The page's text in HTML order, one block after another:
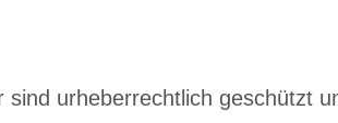
urheberrechtlich geschützt